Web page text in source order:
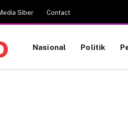
Siber Contact
Nasional Politik